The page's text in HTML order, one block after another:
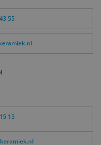
55
15